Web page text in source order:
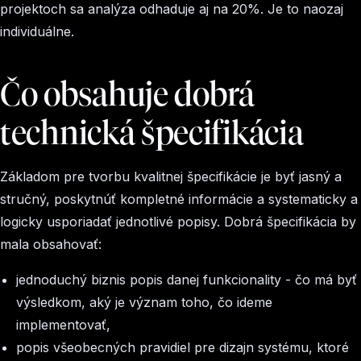
projektoch sa analýza odhaduje aj na 20%. Je to naozaj
individuálne.
Čo obsahuje dobrá
technická špecifikácia
Základom pre tvorbu kvalitnej špecifikácie je byť jasný a
stručný, poskytnúť kompletné informácie a systematicky a
logicky usporiadať jednotlivé popisy. Dobrá špecifikácia by
mala obsahovať:
jednoduchý biznis popis danej funkcionality - čo má byť
výsledkom, aký je význam toho, čo ideme
implementovať,
popis všeobecných pravidiel pre dizajn systému, ktoré